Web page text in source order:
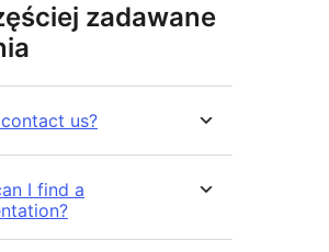
zadawane
us?
I find a